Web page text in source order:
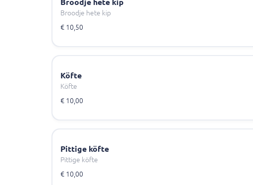
Broodje hete kip
Broodje hete kip
€ 10,50
Köfte
Köfte
€ 10,00
Pittige köfte
Pittige köfte
€ 10,00